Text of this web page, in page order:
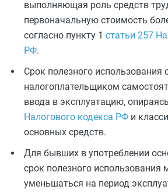
выполняющая роль средств
первоначальную стоимость
согласно пункту 1 статьи 257
РФ.
Срок полезного использования
налогоплательщиком
ввода в эксплуатацию,
Налогового кодекса РФ и
основных средств.
Для бывших в употреблении
срок полезного использования
уменьшаться на период